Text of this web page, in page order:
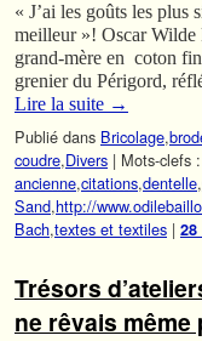
« J’ai les goûts les plus
meilleur »! Oscar Wilde
grand-mère en coton
grenier du Périgord,
Lire la suite →
Publié dans Bricolage,
coudre,Divers | Mots-clefs :
ancienne,citations,dentelle,
Sand,http://
Bach,textes et textiles | 28
Trésors
ne rêvais même